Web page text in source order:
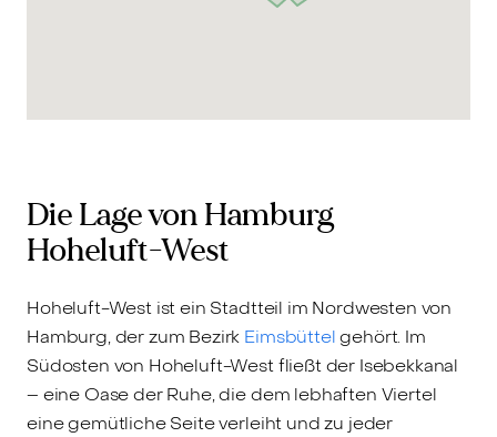
Die Lage von Hamburg
Hoheluft-West
Hoheluft-West ist ein Stadtteil im Nordwesten von
Hamburg, der zum Bezirk Eimsbüttelgehört. Im
Südosten von Hoheluft-West fließt der Isebekkanal
– eine Oase der Ruhe, die dem lebhaften Viertel
eine gemütliche Seite verleiht und zu jeder